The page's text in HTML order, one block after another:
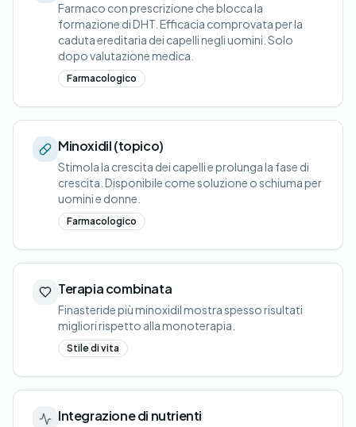
Farmaco con prescrizione che blocca la
formazione di DHT. Efficacia comprovata per la
caduta ereditaria dei capelli negli uomini. Solo
dopo valutazione medica.
Farmacologico
Minoxidil (topico)
Stimola la crescita dei capelli e prolunga la fase di
crescita. Disponibile come soluzione o schiuma per
uomini e donne.
Farmacologico
Terapia combinata
Finasteride più minoxidil mostra spesso risultati
migliori rispetto alla monoterapia.
Stile di vita
Integrazione di nutrienti